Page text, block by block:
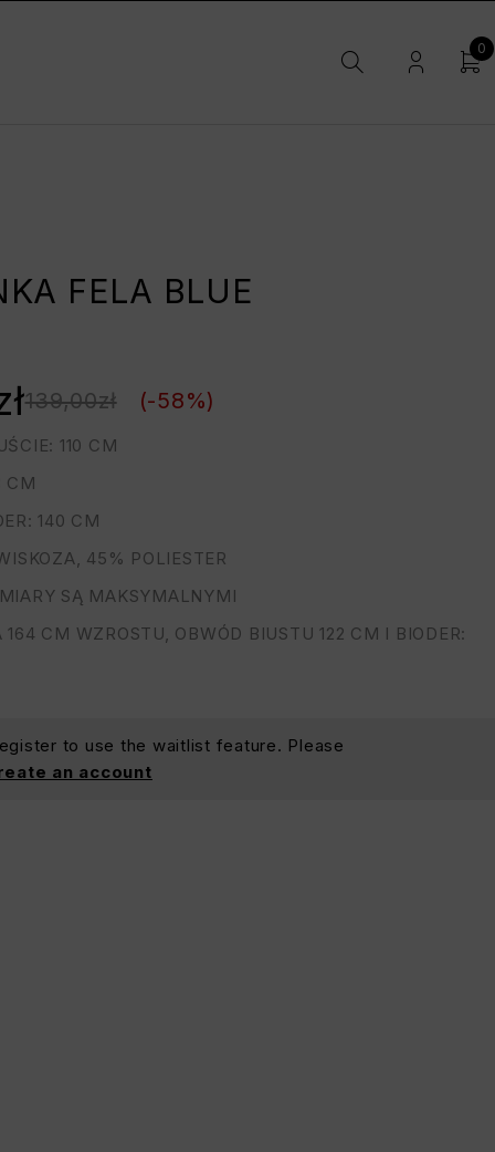
0
FELA BLUE
110 CM
CM
140 CM
45% POLIESTER
SĄ MAKSYMALNYMI
164 CM WZROSTU, OBWÓD BIUSTU 122 CM I BIODER:
139,00zł (-58%)
to use the waitlist feature. Please
an account